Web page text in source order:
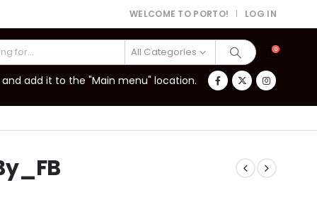
WELCOME TO PORTO! | LOG IN
All Categories 0
add it to the "Main menu" location.